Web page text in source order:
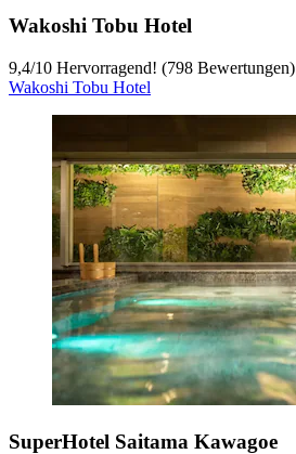
Wakoshi Tobu Hotel
9,4/10 Hervorragend! (798 Bewertungen)
Wakoshi Tobu Hotel
SuperHotel Saitama Kawagoe